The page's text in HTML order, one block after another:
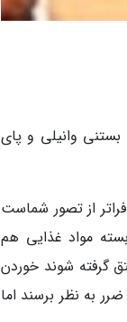
بستنی وانیلی و پای
از تصور شماست
مواد غذایی هم
گرفته شوند خوردن
به نظر برسند اما